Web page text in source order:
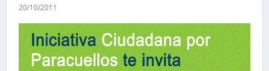
20/10/2011